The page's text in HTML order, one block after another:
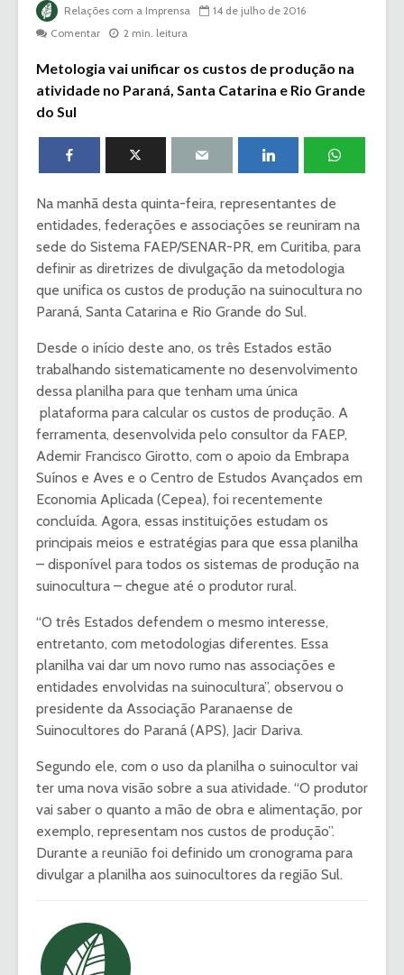
Relações com a Imprensa
14 de julho de 2016
Comentar
2 min. leitura
Metologia vai unificar os custos de produção na
atividade no Paraná, Santa Catarina e Rio Grande
do Sul
Na manhã desta quinta-feira, representantes de
entidades, federações e associações se reuniram na
sede do Sistema FAEP/SENAR-PR, em Curitiba, para
definir as diretrizes de divulgação da metodologia
que unifica os custos de produção na suinocultura no
Paraná, Santa Catarina e Rio Grande do Sul.
Desde o início deste ano, os três Estados estão
trabalhando sistematicamente no desenvolvimento
dessa planilha para que tenham uma única
plataforma para calcular os custos de produção. A
ferramenta, desenvolvida pelo consultor da FAEP,
Ademir Francisco Girotto, com o apoio da Embrapa
Suínos e Aves e o Centro de Estudos Avançados em
Economia Aplicada (Cepea), foi recentemente
concluída. Agora, essas instituições estudam os
principais meios e estratégias para que essa planilha
– disponível para todos os sistemas de produção na
suinocultura – chegue até o produtor rural.
“O três Estados defendem o mesmo interesse,
entretanto, com metodologias diferentes. Essa
planilha vai dar um novo rumo nas associações e
entidades envolvidas na suinocultura”, observou o
presidente da Associação Paranaense de
Suinocultores do Paraná (APS), Jacir Dariva.
Segundo ele, com o uso da planilha o suinocultor vai
ter uma nova visão sobre a sua atividade. “O produtor
vai saber o quanto a mão de obra e alimentação, por
exemplo, representam nos custos de produção”.
Durante a reunião foi definido um cronograma para
divulgar a planilha aos suinocultores da região Sul.